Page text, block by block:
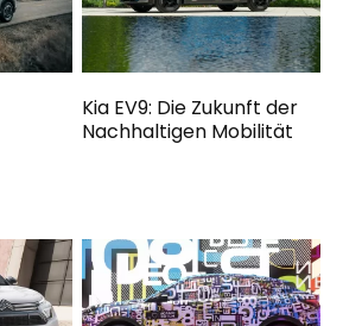
Kia EV9: Die Zukunft der
Nachhaltigen Mobilität